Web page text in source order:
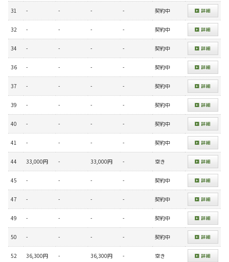
31 - - - - 契約中
32 - - - - 契約中
34 - - - - 契約中
36 - - - - 契約中
37 - - - - 契約中
39 - - - - 契約中
40 - - - - 契約中
41 - - - - 契約中
44 33,000円 - 33,000円 - 空き
45 - - - - 契約中
47 - - - - 契約中
49 - - - - 契約中
50 - - - - 契約中
52 36,300円 - 36,300円 - 空き